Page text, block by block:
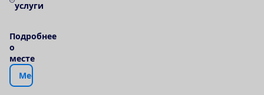
услуги
Подробнее
о
месте
Мес